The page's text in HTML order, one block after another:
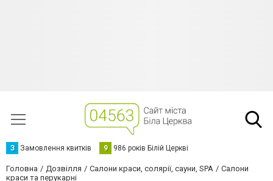
З Замовлення квитків 9 986 років Білій Церкві
Головна Дозвілля Салони краси, солярії, сауни, SPA
Салони
краси та перукарні